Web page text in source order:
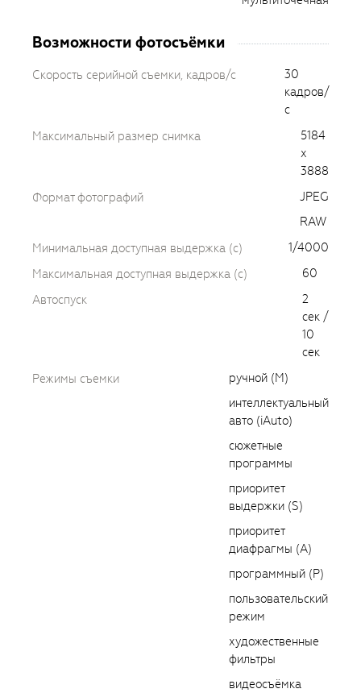
Возможности фотосъёмки
Скорость серийной съемки, кадров/с
30
кадров/
с
Максимальный размер снимка
5184
x
3888
Формат фотографий
JPEG
RAW
Минимальная доступная выдержка (c)
1/4000
Максимальная доступная выдержка (c)
60
Автоспуск
2
cек /
10
сек
Режимы съемки
ручной (M)
интеллектуальный
авто (iAuto)
сюжетные
программы
приоритет
выдержки (S)
приоритет
диафрагмы (A)
программный (P)
пользовательский
режим
художественные
фильтры
видеосъёмка